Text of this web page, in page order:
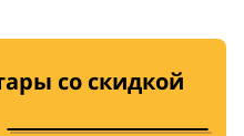
Заказать
со скидкой